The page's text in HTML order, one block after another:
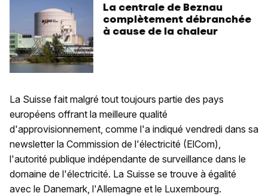
La centrale de Beznau
complètement débranchée
à cause de la chaleur
La Suisse fait malgré tout toujours partie des pays
européens offrant la meilleure qualité
d'approvisionnement, comme l'a indiqué vendredi dans sa
newsletter la Commission de l'électricité (ElCom),
l'autorité publique indépendante de surveillance dans le
domaine de l'électricité. La Suisse se trouve à égalité
avec le Danemark, l'Allemagne et le Luxembourg.